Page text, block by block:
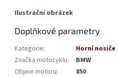
Ilustrační obrázek
Doplňkové parametry
Kategorie:
Horní nosiče
Značka motocyklu:
BMW
Objem motoru:
850